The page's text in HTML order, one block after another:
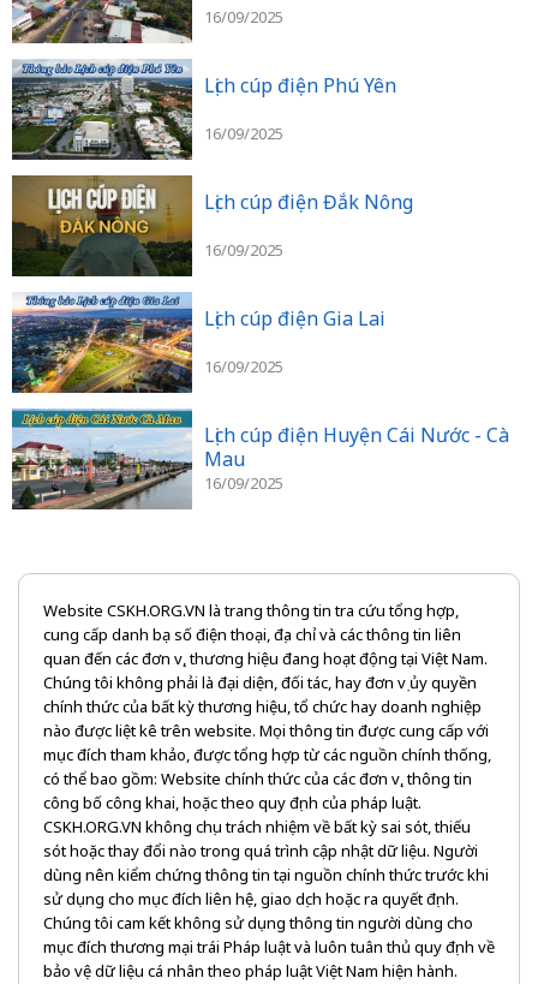
16/09/2025
Lịch cúp điện Phú Yên
16/09/2025
Lịch cúp điện Đắk Nông
16/09/2025
Lịch cúp điện Gia Lai
16/09/2025
Lịch cúp điện Huyện Cái Nước - Cà
Mau
16/09/2025
Website CSKH.ORG.VN là trang thông tin tra cứu tổng hợp,
cung cấp danh bạ số điện thoại, địa chỉ và các thông tin liên
quan đến các đơn vị, thương hiệu đang hoạt động tại Việt Nam.
Chúng tôi không phải là đại diện, đối tác, hay đơn vị ủy quyền
chính thức của bất kỳ thương hiệu, tổ chức hay doanh nghiệp
nào được liệt kê trên website. Mọi thông tin được cung cấp với
mục đích tham khảo, được tổng hợp từ các nguồn chính thống,
có thể bao gồm: Website chính thức của các đơn vị, thông tin
công bố công khai, hoặc theo quy định của pháp luật.
CSKH.ORG.VN không chịu trách nhiệm về bất kỳ sai sót, thiếu
sót hoặc thay đổi nào trong quá trình cập nhật dữ liệu. Người
dùng nên kiểm chứng thông tin tại nguồn chính thức trước khi
sử dụng cho mục đích liên hệ, giao dịch hoặc ra quyết định.
Chúng tôi cam kết không sử dụng thông tin người dùng cho
mục đích thương mại trái Pháp luật và luôn tuân thủ quy định về
bảo vệ dữ liệu cá nhân theo pháp luật Việt Nam hiện hành.